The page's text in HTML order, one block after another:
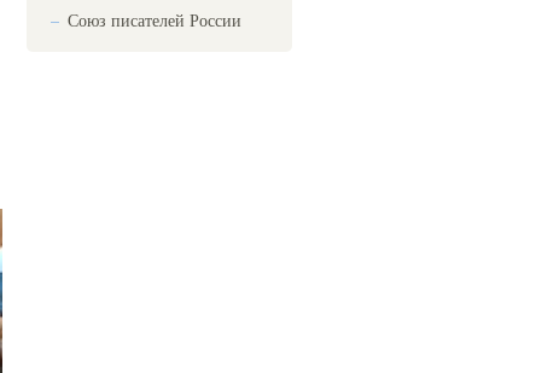
Союз писателей России